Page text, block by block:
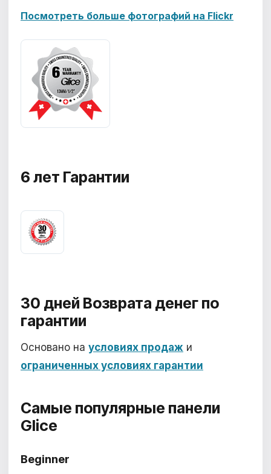
Посмотреть больше фотографий на Flickr
6 лет Гарантии
30 дней Возврата денег по
гарантии
Основано на условиях продаж и
ограниченных условиях гарантии
Самые популярные панели
Glice
Beginner